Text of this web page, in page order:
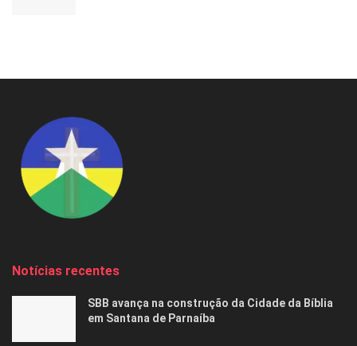
Notícias recentes
SBB avança na construção da Cidade da Bíblia
em Santana de Parnaíba